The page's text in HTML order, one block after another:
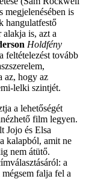
megjelenésében is
hangulatfestő
is, azt a
Holdfény
tovább
az, hogy az
lelki szintjét.
a lehetőségét
film legyen.
Jojo és Elsa
kalapból, amit ne
nem átütő.
a
falja fel a